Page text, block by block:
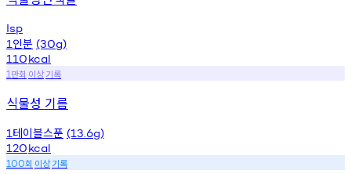
Isp
1 인분 (30g)
110kcal
1 만회 이상기록
식물성 기름
1 테이블스푼 (13.6g)
120kcal
100회 이상기록